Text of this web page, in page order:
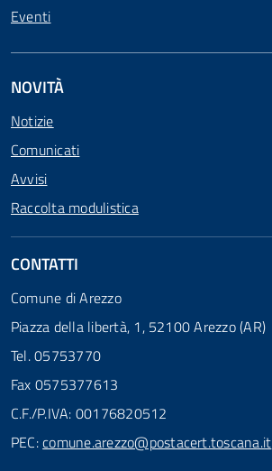
Eventi
NOVITÀ
Notizie
Comunicati
Avvisi
Raccolta modulistica
CONTATTI
Comune di Arezzo
Piazza della libertà, 1, 52100 Arezzo (AR)
Tel. 05753770
Fax 0575377613
C.F./P.IVA: 00176820512
PEC:comune.arezzo@postacert.toscana.it